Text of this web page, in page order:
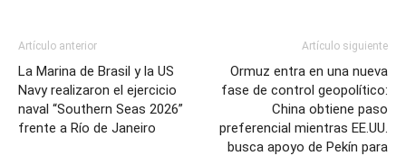
Artículo anterior
La Marina de Brasil y la US
Navy realizaron el ejercicio
naval “Southern Seas 2026”
frente a Río de Janeiro
Artículo siguiente
Ormuz entra en una nueva
fase de control geopolítico:
China obtiene paso
preferencial mientras EE.UU.
busca apoyo de Pekín para